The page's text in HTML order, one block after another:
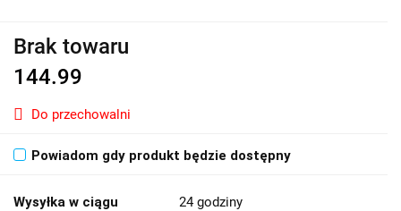
Brak towaru
144.99
Do przechowalni
Powiadom gdy produkt będzie dostępny
Wysyłka w ciągu 24 godziny